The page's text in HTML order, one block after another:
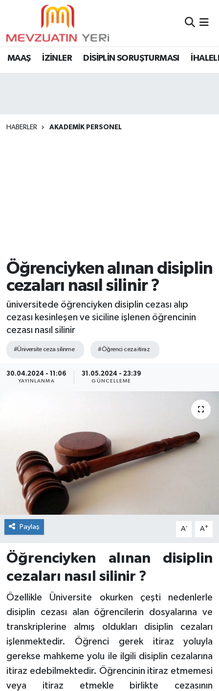
MAAŞ İZİNLER DİSİPLİN SORUŞTURMASI
HABERLER AKADEMİK PERSONEL
Öğrenciyken alınan disiplin
cezaları nasıl silinir ?
üniversitede öğrenciyken disiplin cezası alıp
cezası kesinleşen ve siciline işlenen öğrencinin
cezası nasıl silinir
#Üniversite ceza silinme #Öğrenci ceza itiraz
30.04.2024 - 11:06
YAYINLANMA
31.05.2024 - 23:39
GÜNCELLEME
Paylaş A- A+
Öğrenciyken alınan disiplin
cezaları nasıl silinir ?
Özellikle Üniversite okurken çeşti nedenlerle
disiplin cezası alan öğrencilerin dosyalarına ve
transkriplerine almış oldukları disiplin cezaları
işlenmektedir. Öğrenci gerek itiraz yoluyla
gerekse mahkeme yolu ile ilgili disiplin cezalarına
itiraz edebilmektedir. Öğrencinin itiraz etmemesi
veya itiraz etmekle birlikte cezasının